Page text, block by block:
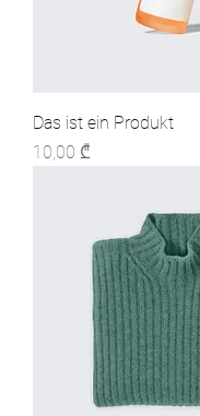
Das ist ein Produkt
Preis
10,00 ₾